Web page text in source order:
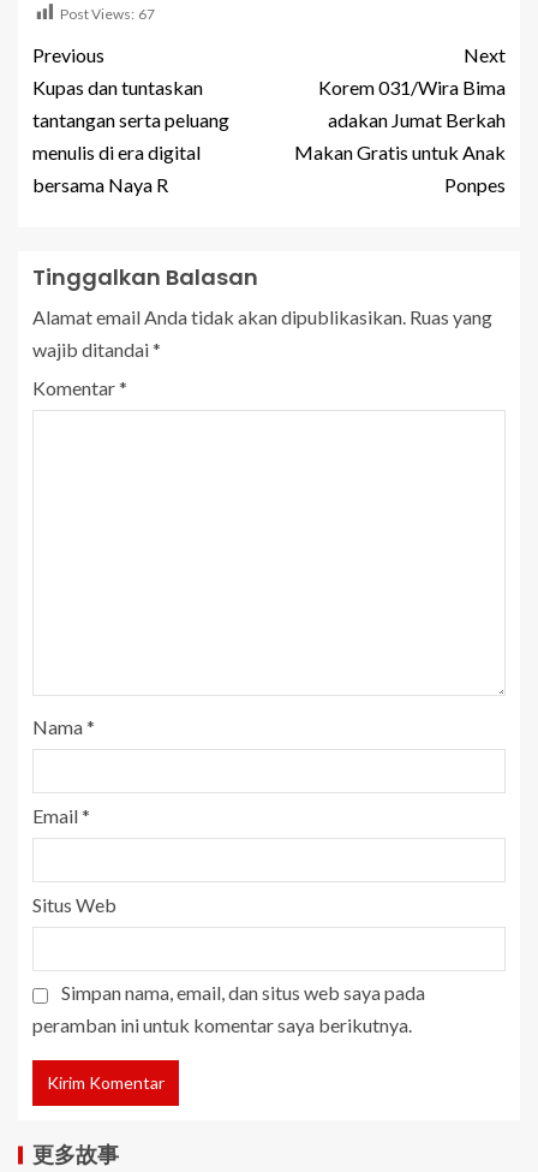
Post Views: 67
Previous
Kupas dan tuntaskan
tantangan serta peluang
menulis di era digital
bersama Naya R
Next
Korem 031/Wira Bima
adakan Jumat Berkah
Makan Gratis untuk Anak
Ponpes
Tinggalkan Balasan
Alamat email Anda tidak akan dipublikasikan. Ruas yang
wajib ditandai*
Komentar*
Nama*
Email*
Situs Web
Simpan nama, email, dan situs web saya pada
peramban ini untuk komentar saya berikutnya.
更多故事